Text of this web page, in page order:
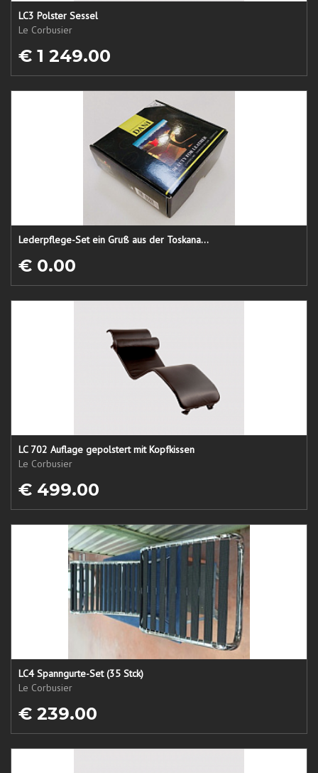
LC3 Polster Sessel
Le Corbusier
€ 1 249.00
Lederpflege-Set ein Gruß aus der Toskana...
€ 0.00
LC 702 Auflage gepolstert mit Kopfkissen
Le Corbusier
€ 499.00
LC4 Spanngurte-Set (35 Stck)
Le Corbusier
€ 239.00